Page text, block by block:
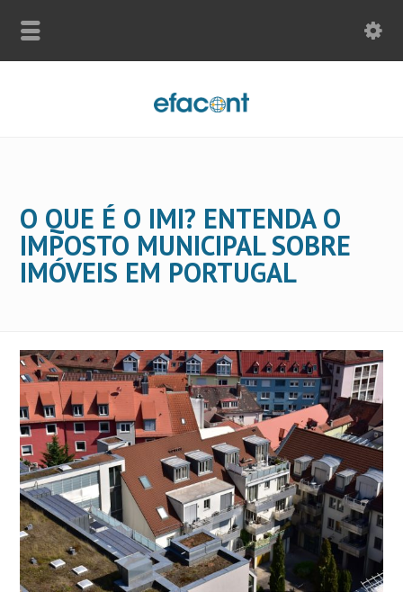
O QUE É O IMI? ENTENDA O
IMPOSTO MUNICIPAL SOBRE
IMÓVEIS EM PORTUGAL